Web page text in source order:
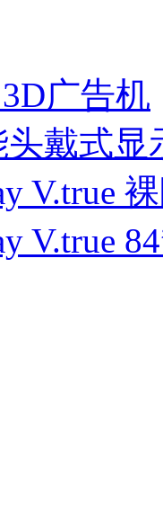
广告机
戴式显
V.true
V.true